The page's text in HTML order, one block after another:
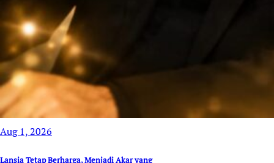
Aug 1, 2026
Lansia Tetap Berharga, Menjadi Akar yang